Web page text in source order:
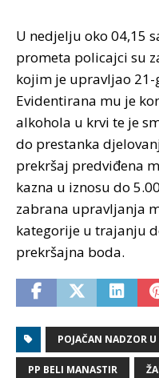
U nedjelju oko 04,15
prometa policajci su
kojim je upravljao 21-
Evidentirana mu je
alkohola u krvi te je
do prestanka
prekršaj predviđena
kazna u iznosu do
zabrana upravljanja
kategorije u trajanju
prekršajna boda.
POJAČAN NADZOR
PP BELI MANASTIR